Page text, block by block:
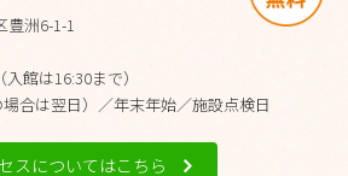
豊洲6-1-1
館は16:30まで）
合は翌日）／年末年始／施設点検日
スについてはこちら